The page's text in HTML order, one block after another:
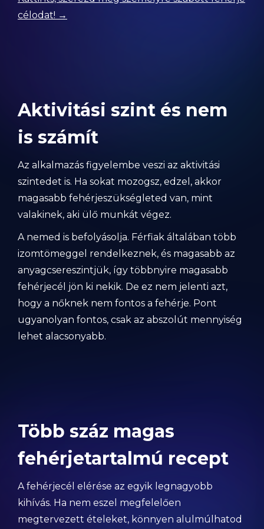
célodat! →
Aktivitási szint és nem
is számít
Az alkalmazás figyelembe veszi az aktivitási
szintedet is. Ha sokat mozogsz, edzel, akkor
magasabb fehérjeszükségleted van, mint
valakinek, aki ülő munkát végez.
A nemed is befolyásolja. Férfiak általában több
izomtömeggel rendelkeznek, és magasabb az
anyagcsereszintjük, így többnyire magasabb
fehérjecél jön ki nekik. De ez nem jelenti azt,
hogy a nőknek nem fontos a fehérje. Pont
ugyanolyan fontos, csak az abszolút mennyiség
lehet alacsonyabb.
Több száz magas
fehérjetartalmú recept
A fehérjecél elérése az egyik legnagyobb
kihívás. Ha nem eszel megfelelően
megtervezett ételeket, könnyen alulmúlhatod